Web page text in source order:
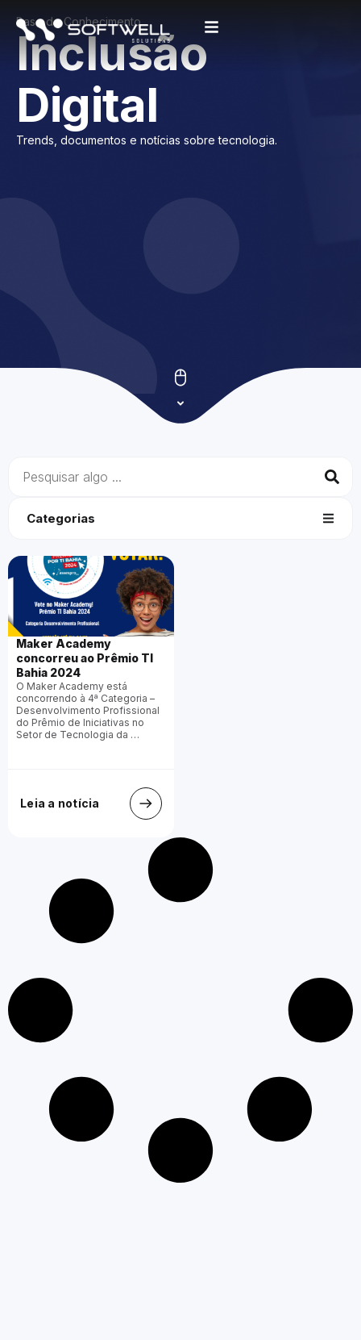
Base de Conhecimento
Inclusão
Digital
Trends, documentos e notícias sobre tecnologia.
Categorias
Maker Academy
concorreu ao Prêmio TI
Bahia 2024
O Maker Academy está
concorrendo à 4ª Categoria –
Desenvolvimento Profissional
do Prêmio de Iniciativas no
Setor de Tecnologia da …
Leia a notícia